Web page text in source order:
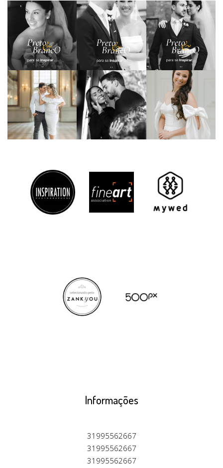
Informações
31995562667
31995562667
31995562667